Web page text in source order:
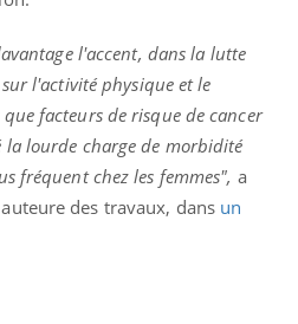
l'accent, dans la lutte
l'activité physique et le
facteurs de risque de cancer
lourde charge de morbidité
fréquent chez les femmes", a
des travaux, dans un